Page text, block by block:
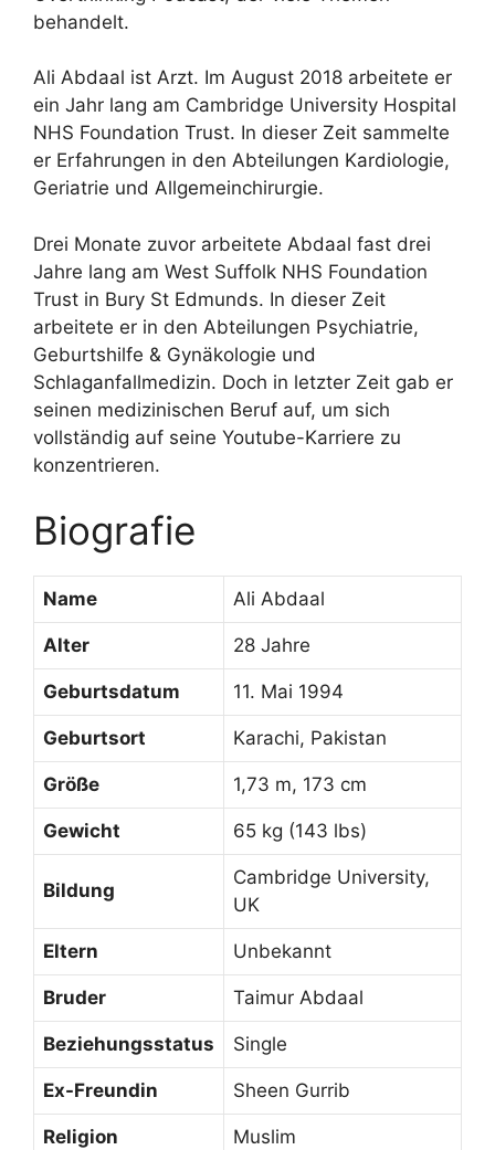
behandelt.
Ali Abdaal ist Arzt. Im August 2018 arbeitete er
ein Jahr lang am Cambridge University Hospital
NHS Foundation Trust. In dieser Zeit sammelte
er Erfahrungen in den Abteilungen Kardiologie,
Geriatrie und Allgemeinchirurgie.
Drei Monate zuvor arbeitete Abdaal fast drei
Jahre lang am West Suffolk NHS Foundation
Trust in Bury St Edmunds. In dieser Zeit
arbeitete er in den Abteilungen Psychiatrie,
Geburtshilfe & Gynäkologie und
Schlaganfallmedizin. Doch in letzter Zeit gab er
seinen medizinischen Beruf auf, um sich
vollständig auf seine Youtube-Karriere zu
konzentrieren.
Biografie
Name Ali Abdaal
Alter 28 Jahre
Geburtsdatum 11. Mai 1994
Geburtsort Karachi, Pakistan
Größe 1,73 m, 173 cm
Gewicht 65 kg (143 lbs)
Bildung
Cambridge University,
UK
Eltern Unbekannt
Bruder Taimur Abdaal
Beziehungsstatus Single
Ex-Freundin Sheen Gurrib
Religion Muslim